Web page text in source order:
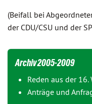
(Beifall bei
der CDU/CSU und der
Archiv 2005-2009
Reden aus der
Anträge und